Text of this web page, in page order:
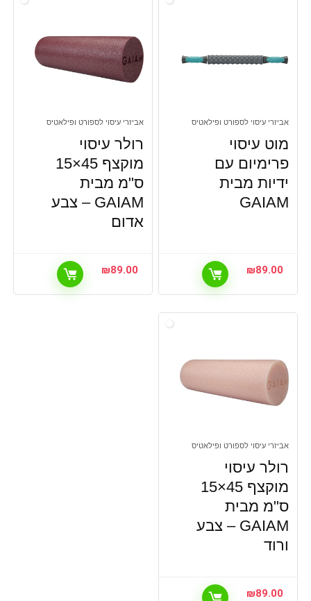
אביזרי עיסוי לספורט ופילאטיס
מוט עיסוי
פרימיום עם
ידיות מבית
GAIAM
₪89.00
אביזרי עיסוי לספורט ופילאטיס
רולר עיסוי
מוקצף 45×15
ס"מ מבית
GAIAM – צבע
אדום
₪89.00
אביזרי עיסוי לספורט ופילאטיס
רולר עיסוי
מוקצף 45×15
ס"מ מבית
GAIAM – צבע
ורוד
₪89.00